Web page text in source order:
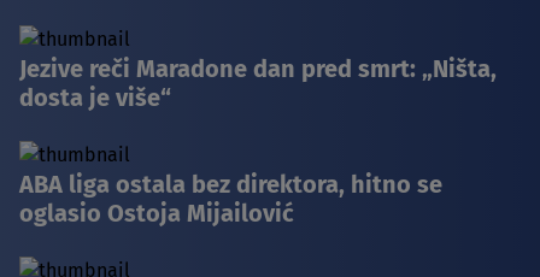
Jezive reči Maradone dan pred smrt: „Ništa,
dosta je više“
ABA liga ostala bez direktora, hitno se
oglasio Ostoja Mijailović